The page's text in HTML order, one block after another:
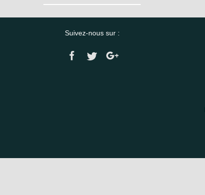
Suivez-nous sur :